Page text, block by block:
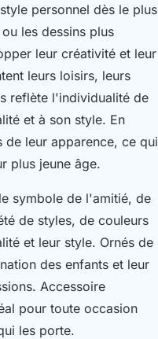
personnel dès le plus
les dessins plus
leur créativité et leur
leurs loisirs, leurs
reflète l'individualité de
et à son style. En
leur apparence, ce qui
plus jeune âge.
symbole de l'amitié, de
de styles, de couleurs
et leur style. Ornés de
des enfants et leur
Accessoire
pour toute occasion
les porte.